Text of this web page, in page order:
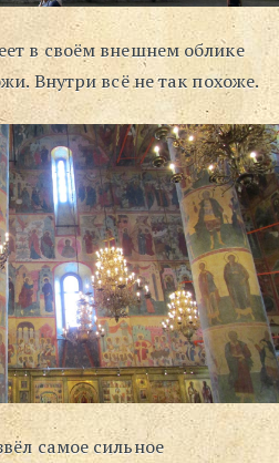
в своём внешнем облике
Внутри всё не так похоже.
самое сильное